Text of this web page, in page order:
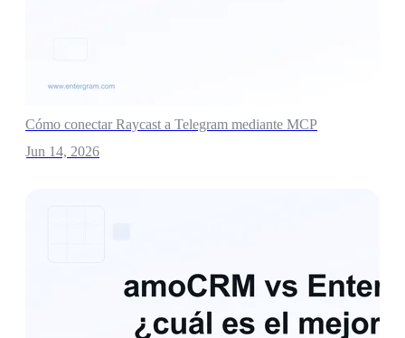
Cómo conectar Raycast a Telegram mediante MCP
Jun 14, 2026